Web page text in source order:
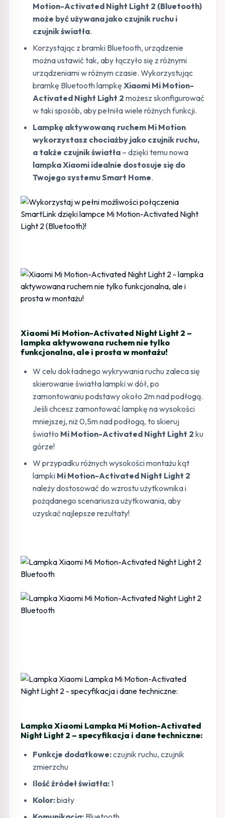
Motion-Activated Night Light 2 (Bluetooth)
może być używana jako czujnik ruchu i
czujnik światła.
Korzystając z bramki Bluetooth, urządzenie
można ustawić tak, aby łączyło się z różnymi
urządzeniami w różnym czasie. Wykorzystując
bramkę Bluetooth lampkę Xiaomi Mi Motion-
Activated Night Light 2 możesz skonfigurować
w taki sposób, aby pełniła wiele różnych funkcji.
Lampkę aktywowaną ruchem Mi Motion
wykorzystasz chociażby jako czujnik ruchu,
a także czujnik światła – dzięki temu nowa
lampka Xiaomi idealnie dostosuje się do
Twojego systemu Smart Home.
Xiaomi Mi Motion-Activated Night Light 2 –
lampka aktywowana ruchem nie tylko
funkcjonalna, ale i prosta w montażu!
W celu dokładnego wykrywania ruchu zaleca się
skierowanie światła lampki w dół, po
zamontowaniu podstawy około 2m nad podłogą.
Jeśli chcesz zamontować lampkę na wysokości
mniejszej, niż 0,5m nad podłogą, to skieruj
światło Mi Motion-Activated Night Light 2 ku
górze!
W przypadku różnych wysokości montażu kąt
lampki Mi Motion-Activated Night Light 2
należy dostosować do wzrostu użytkownika i
pożądanego scenariusza użytkowania, aby
uzyskać najlepsze rezultaty!
Lampka Xiaomi Lampka Mi Motion-Activated
Night Light 2 – specyfikacja i dane techniczne:
Funkcje dodatkowe:czujnik ruchu, czujnik
zmierzchu
Ilość źródeł światła:1
Kolor:biały